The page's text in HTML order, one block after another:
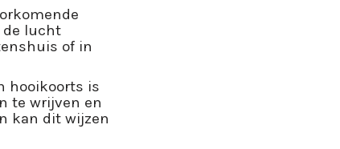
de lucht
of in
hooikoorts is
te wrijven en
kan dit wijzen